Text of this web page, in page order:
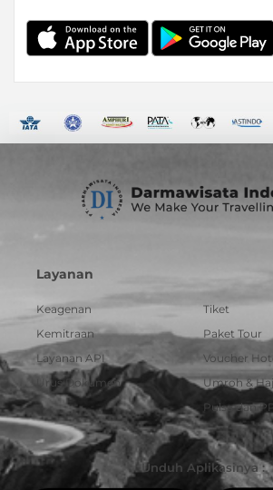
Layanan
Keagenan
Kemitraan
Layanan API
Urus Dokumen
Tiket
Paket Tour
Voucher
Umroh &
Pulsa dan
Unduh Aplikasinya :